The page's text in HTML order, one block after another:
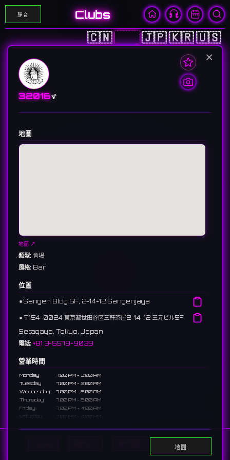
靜音 Clubs
🇨🇳🇭🇰🇯🇵🇰🇷🇺🇸
Search
×
32016🍹
地圖
地圖 ↗
類型: 會場
風格: Bar
位置
⚫︎ Sangen Bldg 5F, 2-14-12 Sangenjaya
⚫︎ 〒154-0024 東京都世田谷区三軒茶屋2-14-12 三元ビル5F
Setagaya, Tokyo, Japan
電話: +81 3-5579-9039
營業時間
Monday
7:00 PM - 3:00 AM
Tuesday
7:00 PM - 3:00 AM
Wednesday
7:00 PM - 2:00 AM
Thursday
7:00 PM - 2:00 AM
Friday
7:00 PM - 4:00 AM
Saturday
7:00 PM - 4:00 AM
A bar in Sangenjaya with a focus on a relaxed atmosphere,
地圖